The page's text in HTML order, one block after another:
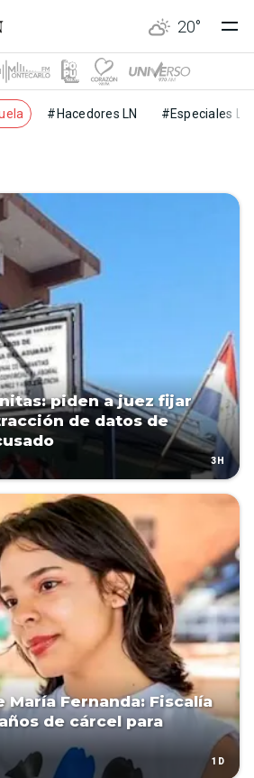
20°
#Hacedores LN #Especiales LN
piden a juez fijar
de datos de
3H
Fernanda: Fiscalía
de cárcel para
1D